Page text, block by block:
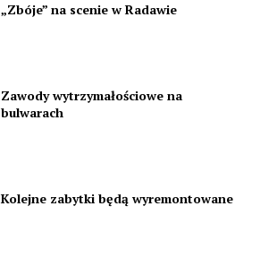
„Zbóje” na scenie w Radawie
Zawody wytrzymałościowe na
bulwarach
Kolejne zabytki będą wyremontowane